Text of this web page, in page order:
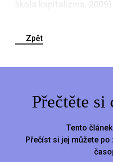
Zpět
Přečtěte
Tento
Přečíst si jej můžete